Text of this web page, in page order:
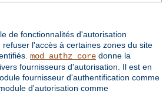
de fonctionnalités d'autorisation
l'accès à certaines zones du site
mod_authz_core donne la
fournisseurs d'autorisation. Il est en
fournisseur d'authentification comme
module d'autorisation comme